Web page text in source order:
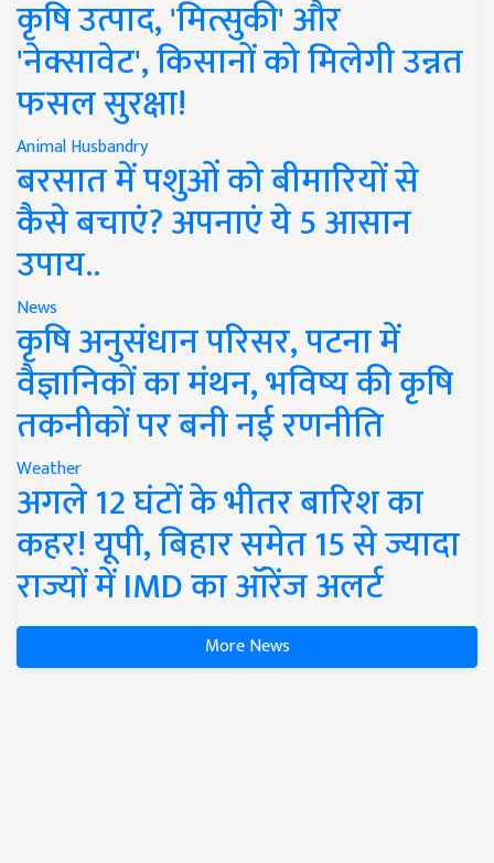
कृषि उत्पाद, 'मित्सुकी' और
'नेक्सावेट', किसानों को मिलेगी उन्नत
फसल सुरक्षा!
Animal Husbandry
बरसात में पशुओं को बीमारियों से
कैसे बचाएं? अपनाएं ये 5 आसान
उपाय..
News
कृषि अनुसंधान परिसर, पटना में
वैज्ञानिकों का मंथन, भविष्य की कृषि
तकनीकों पर बनी नई रणनीति
Weather
अगले 12 घंटों के भीतर बारिश का
कहर! यूपी, बिहार समेत 15 से ज्यादा
राज्यों में IMD का ऑरेंज अलर्ट
More News